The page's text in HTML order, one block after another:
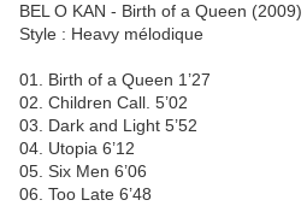
BEL O KAN - Birth of a Queen (2009)
Style : Heavy mélodique
01. Birth of a Queen 1’27
02. Children Call. 5’02
03. Dark and Light 5’52
04. Utopia 6’12
05. Six Men 6’06
06. Too Late 6’48